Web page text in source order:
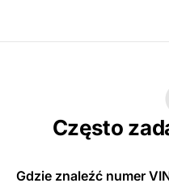
Często
Gdzie znaleźć numer